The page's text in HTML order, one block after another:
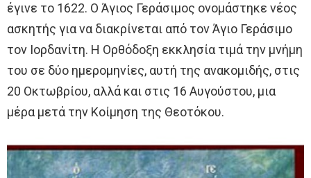
έγινε το 1622. Ο Άγιος Γεράσιμος ονομάστηκε νέος
ασκητής για να διακρίνεται από τον Άγιο Γεράσιμο
τον Ιορδανίτη. Η Ορθόδοξη εκκλησία τιμά την μνήμη
του σε δύο ημερομηνίες, αυτή της ανακομιδής, στις
20 Οκτωβρίου, αλλά και στις 16 Αυγούστου, μια
μέρα μετά την Κοίμηση της Θεοτόκου.